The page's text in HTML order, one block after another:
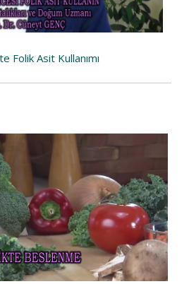
Folik Asit Kullanımı